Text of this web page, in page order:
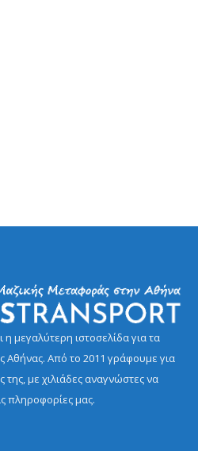
μεγαλύτερη ιστοσελίδα για τα
Από το 2011 γράφουμε για
της, με χιλιάδες αναγνώστες να
πληροφορίες μας.